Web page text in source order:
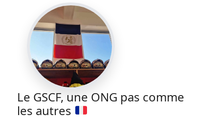
Le GSCF, une ONG pas comme
les autres